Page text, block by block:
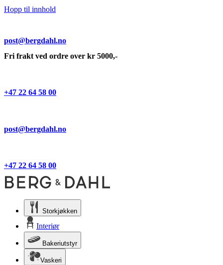
Hopp til innhold
post@bergdahl.no
Fri frakt ved ordre over kr 5000,-
+47 22 64 58 00
post@bergdahl.no
+47 22 64 58 00
Storkjøkken
Interiør
Bakeriutstyr
Vaskeri